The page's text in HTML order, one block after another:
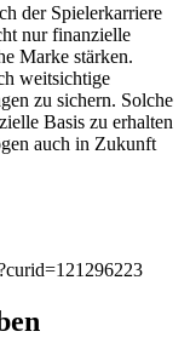
der Spielerkarriere
nur finanzielle
Marke stärken.
weitsichtige
zu sichern. Solche
Basis zu erhalten
auch in Zukunft